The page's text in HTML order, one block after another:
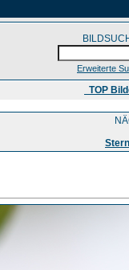
Erweiterte
TOP